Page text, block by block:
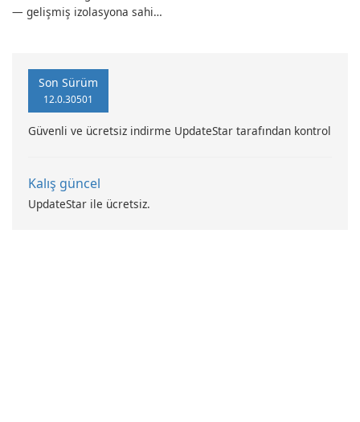
— gelişmiş izolasyona sahip
Son Sürüm
12.0.30501
Güvenli ve ücretsiz indirme UpdateStar tarafından kontrol
Kalış güncel
UpdateStar ile ücretsiz.